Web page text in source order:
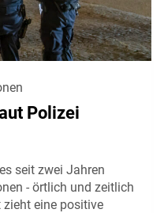
Polizei
seit zwei Jahren
- örtlich und zeitlich
eine positive